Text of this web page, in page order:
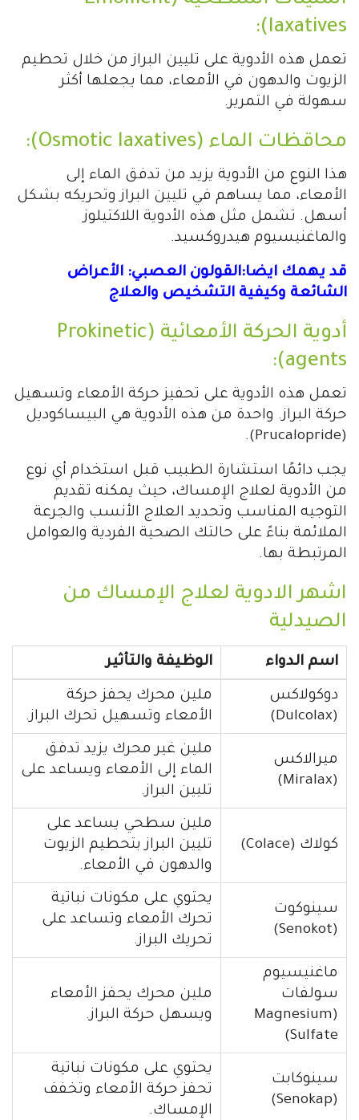
laxatives):
تعمل هذه الأدوية على تليين البراز من خلال تحطيم
الزيوت والدهون في الأمعاء، مما يجعلها أكثر
سهولة في التمرير.
محاقظات الماء (Osmotic laxatives):
هذا النوع من الأدوية يزيد من تدفق الماء إلى
الأمعاء، مما يساهم في تليين البراز وتحريكه بشكل
أسهل. تشمل مثل هذه الأدوية اللاكتيلوز
والماغنيسيوم هيدروكسيد.
قد يهمك ايضا:القولون العصبي: الأعراض
الشائعة وكيفية التشخيص والعلاج
أدوية الحركة الأمعائية (Prokinetic
agents):
تعمل هذه الأدوية على تحفيز حركة الأمعاء وتسهيل
حركة البراز. واحدة من هذه الأدوية هي البيساكوديل
(Prucalopride).
يجب دائمًا استشارة الطبيب قبل استخدام أي نوع
من الأدوية لعلاج الإمساك، حيث يمكنه تقديم
التوجيه المناسب وتحديد العلاج الأنسب والجرعة
الملائمة بناءً على حالتك الصحية الفردية والعوامل
المرتبطة بها.
اشهر الادوية لعلاج الإمساك من
الصيدلية
اسم الدواء الوظيفة والتأثير
دوكولاكس
(Dulcolax)
ملين محرك يحفز حركة
الأمعاء وتسهيل تحرك البراز.
ميرالاكس
(Miralax)
ملين غير محرك يزيد تدفق
الماء إلى الأمعاء ويساعد على
تليين البراز.
كولاك (Colace)
ملين سطحي يساعد على
تليين البراز بتحطيم الزيوت
والدهون في الأمعاء.
سينوكوت
(Senokot)
يحتوي على مكونات نباتية
تحرك الأمعاء وتساعد على
تحريك البراز.
ماغنيسيوم
سولفات
(Magnesium
Sulfate)
ملين محرك يحفز الأمعاء
ويسهل حركة البراز.
سينوكابت
(Senokap)
يحتوي على مكونات نباتية
تحفز حركة الأمعاء وتخفف
الإمساك.